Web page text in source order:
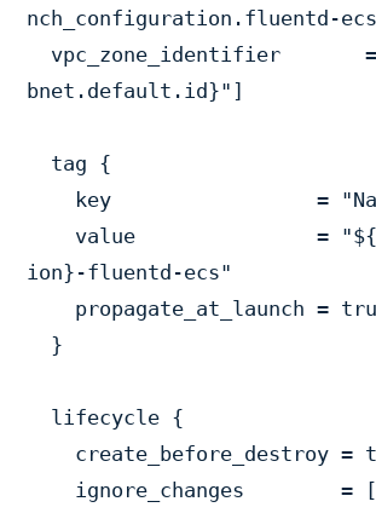
nch_configuration.fluentd-
vpc_zone_identifier
bnet.default.id}"]
tag {
key                 =
value               =
ion}-fluentd-ecs"
propagate_at_launch =
}
lifecycle {
create_before_destroy =
ignore_changes        =